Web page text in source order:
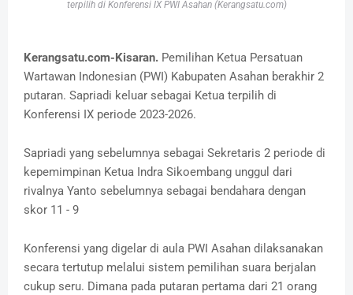
terpilih di Konferensi IX PWI Asahan (Kerangsatu.com)
Kerangsatu.com-Kisaran. Pemilihan Ketua Persatuan
Wartawan Indonesian (PWI) Kabupaten Asahan berakhir 2
putaran. Sapriadi keluar sebagai Ketua terpilih di
Konferensi IX periode 2023-2026.
Sapriadi yang sebelumnya sebagai Sekretaris 2 periode di
kepemimpinan Ketua Indra Sikoembang unggul dari
rivalnya Yanto sebelumnya sebagai bendahara dengan
skor 11 - 9
Konferensi yang digelar di aula PWI Asahan dilaksanakan
secara tertutup melalui sistem pemilihan suara berjalan
cukup seru. Dimana pada putaran pertama dari 21 orang